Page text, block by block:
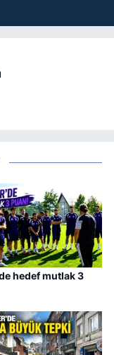
hedef mutlak 3